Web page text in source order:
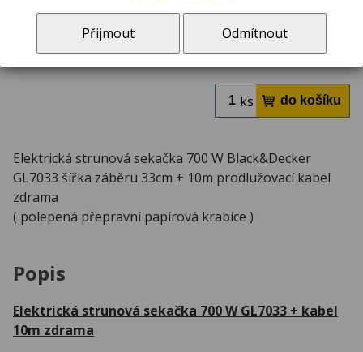
pokud se na toto zboží vztahují.
skladem ve Zlíně
ks
Elektrická strunová sekačka 700 W Black&Decker
GL7033 šířka záběru 33cm + 10m prodlužovací kabel
zdrama
( polepená přepravní papírová krabice )
Popis
Elektrická strunová sekačka 700 W GL7033 + kabel
10m zdrama
Přijmout Odmítnout